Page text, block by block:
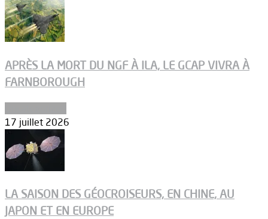
APRÈS LA MORT DU NGF À ILA, LE GCAP VIVRA À
FARNBOROUGH
17 juillet 2026
LA SAISON DES GÉOCROISEURS, EN CHINE, AU
JAPON ET EN EUROPE